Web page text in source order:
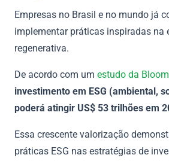
Empresas no Brasil e no mundo já
implementar práticas inspiradas na
regenerativa.
De acordo com um estudo da
investimento em ESG (ambiental,
poderá atingir US$ 53 trilhões em
Essa crescente valorização
práticas ESG nas estratégias de